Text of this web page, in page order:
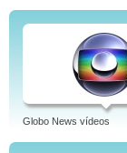
Globo News vídeos